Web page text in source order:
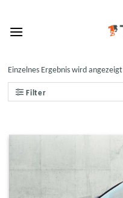
content
Filter
Einzelnes Ergebnis wird angezeigt